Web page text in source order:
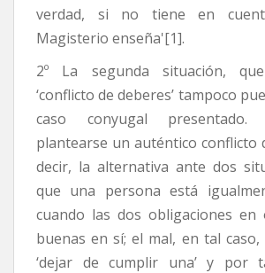
verdad, si no tiene en
Magisterio enseña'[1].
2º La segunda situación,
‘conflicto de deberes’ tampoco
caso conyugal presentado.
plantearse un auténtico conflicto
decir, la alternativa ante dos
que una persona está
cuando las dos obligaciones en
buenas en sí; el mal, en tal
‘dejar de cumplir una’ y por